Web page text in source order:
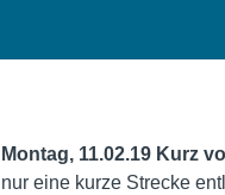
Montag, 11.02.19 Kurz
nur eine kurze Strecke